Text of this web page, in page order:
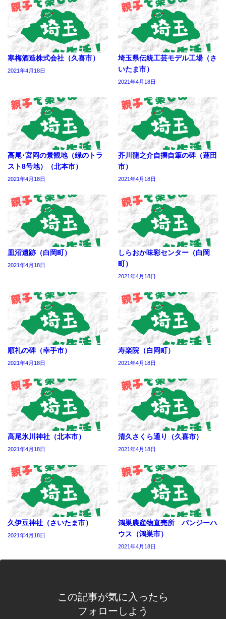
寒梅酒造株式会社（久喜市）
2021年4月18日
埼玉県伝統工芸モデル工場（さ
いたま市）
2021年4月18日
高尾･宮岡の景観地（緑のトラ
スト8号地）（北本市）
2021年4月18日
芥川龍之介自撰自筆の碑（蓮田
市）
2021年4月18日
皿沼遺跡（白岡町）
2021年4月18日
しらおか味彩センター（白岡
町）
2021年4月18日
順礼の碑（幸手市）
2021年4月18日
寿楽院（白岡町）
2021年4月18日
高尾氷川神社（北本市）
2021年4月18日
清久さくら通り（久喜市）
2021年4月18日
久伊豆神社（さいたま市）
2021年4月18日
鴻巣農産物直売所 パンジーハ
ウス（鴻巣市）
2021年4月18日
この記事が気に入ったら
フォローしよう